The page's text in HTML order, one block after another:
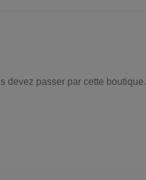
devez passer par cette boutique.